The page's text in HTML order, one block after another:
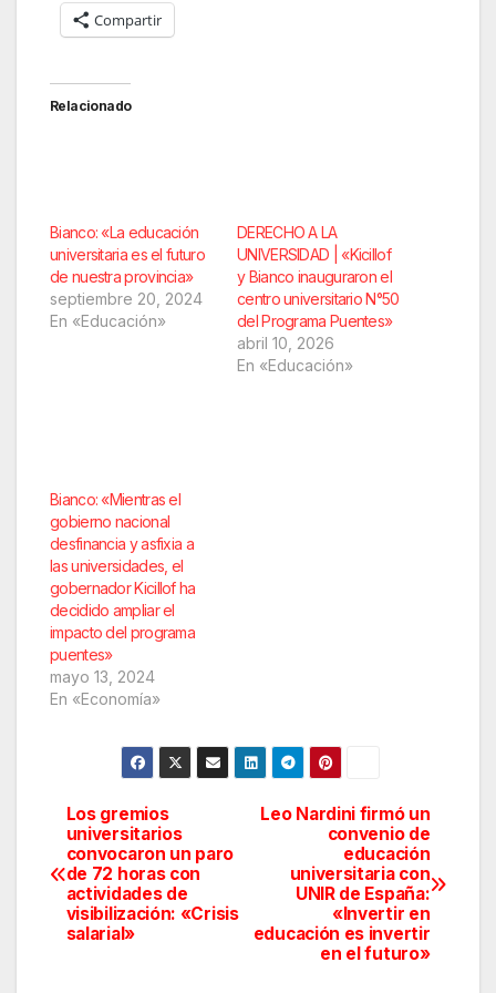
Compartir
Relacionado
Bianco: «La educación
universitaria es el futuro
de nuestra provincia»
septiembre 20, 2024
En «Educación»
DERECHO A LA
UNIVERSIDAD | «Kicillof
y Bianco inauguraron el
centro universitario N°50
del Programa Puentes»
abril 10, 2026
En «Educación»
Bianco: «Mientras el
gobierno nacional
desfinancia y asfixia a
las universidades, el
gobernador Kicillof ha
decidido ampliar el
impacto del programa
puentes»
mayo 13, 2024
En «Economía»
Navegación
de
entradas
Leo Nardini firmó un
convenio de
educación
universitaria con
UNIR de España:
«Invertir en
educación es invertir
en el futuro»
Los gremios
universitarios
convocaron un paro
de 72 horas con
actividades de
visibilización: «Crisis
salarial»